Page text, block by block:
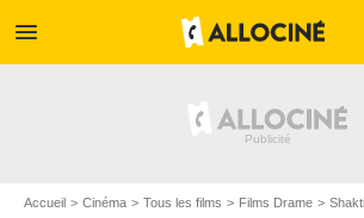
menu
Accueil Cinéma Tous les films Films Drame Shakti